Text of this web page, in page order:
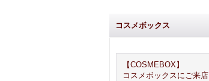
コスメボックス
【COSMEBOX】
コスメボックスにご来店